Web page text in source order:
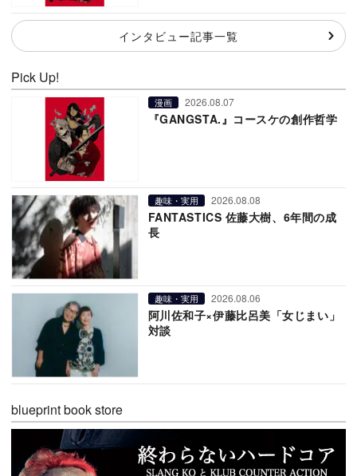
インタビュー記事一覧
Pick Up!
漫画 2026.08.07
『GANGSTA.』コースケの創作哲学
趣味・実用 2026.08.08
FANTASTICS 佐藤大樹、6年間の成
長
趣味・実用 2026.08.06
阿川佐和子×伊藤比呂美「女じまい」
対談
blueprint book store